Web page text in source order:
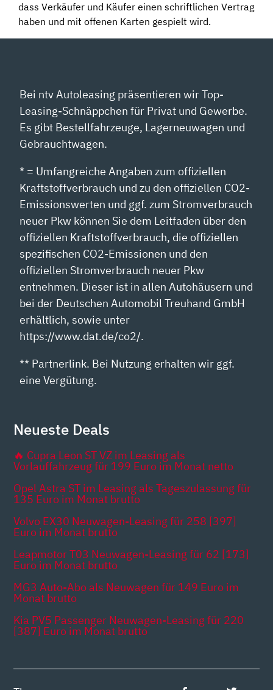
dass Verkäufer und Käufer einen schriftlichen Vertrag
haben und mit offenen Karten gespielt wird.
Bei ntv Autoleasing präsentieren wir Top-
Leasing-Schnäppchen für Privat und Gewerbe.
Es gibt Bestellfahrzeuge, Lagerneuwagen und
Gebrauchtwagen.
* = Umfangreiche Angaben zum offiziellen
Kraftstoffverbrauch und zu den offiziellen CO2-
Emissionswerten und ggf. zum Stromverbrauch
neuer Pkw können Sie dem Leitfaden über den
offiziellen Kraftstoffverbrauch, die offiziellen
spezifischen CO2-Emissionen und den
offiziellen Stromverbrauch neuer Pkw
entnehmen. Dieser ist in allen Autohäusern und
bei der Deutschen Automobil Treuhand GmbH
erhältlich, sowie unter
https://www.dat.de/co2/.
** Partnerlink. Bei Nutzung erhalten wir ggf.
eine Vergütung.
Neueste Deals
🔥 Cupra Leon ST VZ im Leasing als
Vorlauffahrzeug für 199 Euro im Monat netto
Opel Astra ST im Leasing als Tageszulassung für
135 Euro im Monat brutto
Volvo EX30 Neuwagen-Leasing für 258 [397]
Euro im Monat brutto
Leapmotor T03 Neuwagen-Leasing für 62 [173]
Euro im Monat brutto
MG3 Auto-Abo als Neuwagen für 149 Euro im
Monat brutto
Kia PV5 Passenger Neuwagen-Leasing für 220
[387] Euro im Monat brutto